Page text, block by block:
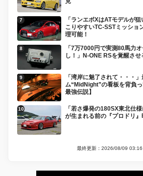
「ランエボXはATモデルが
こりやすいTC-SSTミッショ
理可能！
「7万7000円で実測80馬力
し！」N-ONE RSを覚醒さ
「湾岸に魅了されて・・・
ム“MidNight”の看板を背負
最強伝説】
「若さ爆発の180SX東北仕
が生まれる前の『プロドリ
最終更新：2026/08/09 03:16